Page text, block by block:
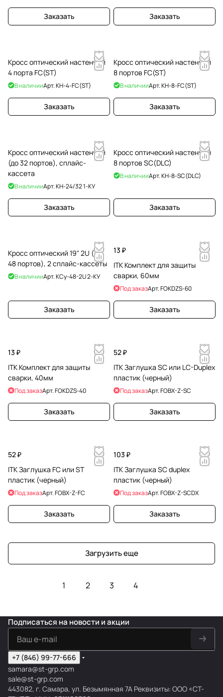
Заказать Заказать
Кросс оптический настенный
4 порта FC(ST)
В наличииАрт.КН-4-FC(ST)
Заказать
Кросс оптический настенный
8 портов FC(ST)
В наличииАрт.КН-8-FC(ST)
Заказать
Кросс оптический настенный
(до 32 портов), сплайс-
кассета
В наличииАрт.КН-24/32 1-КУ
Заказать
Кросс оптический настенный
8 портов SC(DLC)
В наличииАрт.КН-8-SC(DLC)
Заказать
Кросс оптический 19" 2U (до
48 портов), 2 сплайс-кассеты
В наличииАрт.КСу-48-2U 2-КУ
Заказать
13 ₽
ITK Комплект для защиты
сварки, 60мм
Под заказАрт.FOKDZS-60
Заказать
13 ₽
ITK Комплект для защиты
сварки, 40мм
Под заказАрт.FOKDZS-40
Заказать
52 ₽
ITK Заглушка SC или LC-Duplex
пластик (черный)
Под заказАрт.FOBX-Z-SC
Заказать
52 ₽
ITK Заглушка FC или ST
пластик (черный)
Под заказАрт.FOBX-Z-FC
Заказать
103 ₽
ITK Заглушка SC duplex
пластик (черный)
Под заказАрт.FOBX-Z-SCDX
Заказать
Загрузить еще
1 2 3 4
Подписаться на новости и акции
+7 (846) 99-77-666
samara@st-grp.com
sale@st-grp.com
443082, г. Самара, ул. Безымянная 7А Реквизиты: ООО «СТ-